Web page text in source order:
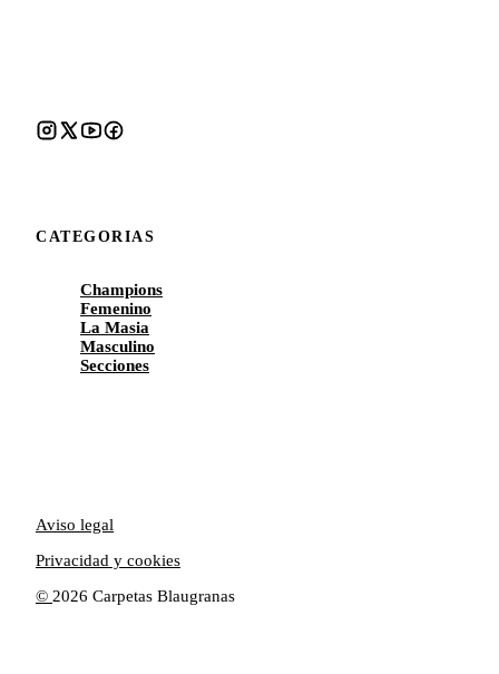
CATEGORIAS
Champions
Femenino
La Masia
Masculino
Secciones
© 2026 Carpetas Blaugranas
Aviso legal
Privacidad y cookies